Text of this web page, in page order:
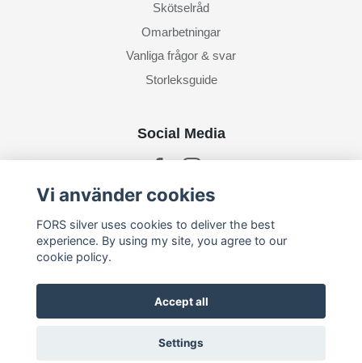
Skötselråd
Omarbetningar
Vanliga frågor & svar
Storleksguide
Social Media
Prenumerera på mitt nyhetsbrev
© 2026 FORS silver
Vi använder cookies
FORS silver uses cookies to deliver the best
experience. By using my site, you agree to our
cookie policy.
Accept all
Settings